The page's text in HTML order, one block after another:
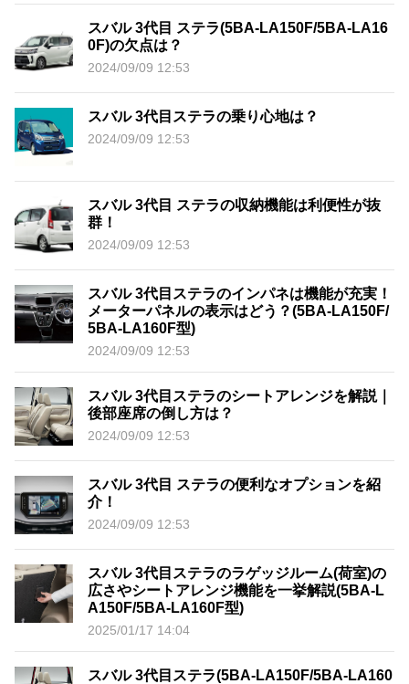
スバル 3代目 ステラ(5BA-LA150F/5BA-LA16
0F)の欠点は？
2024/09/09 12:53
スバル 3代目ステラの乗り心地は？
2024/09/09 12:53
スバル 3代目 ステラの収納機能は利便性が抜
群！
2024/09/09 12:53
スバル 3代目ステラのインパネは機能が充実！
メーターパネルの表示はどう？(5BA-LA150F/
5BA-LA160F型)
2024/09/09 12:53
スバル 3代目ステラのシートアレンジを解説｜
後部座席の倒し方は？
2024/09/09 12:53
スバル 3代目 ステラの便利なオプションを紹
介！
2024/09/09 12:53
スバル 3代目ステラのラゲッジルーム(荷室)の
広さやシートアレンジ機能を一挙解説(5BA-L
A150F/5BA-LA160F型)
2025/01/17 14:04
スバル 3代目ステラ(5BA-LA150F/5BA-LA160